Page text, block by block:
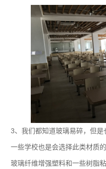
3、我们都知道玻璃易碎，但
一些学校也是会选择此类材质
玻璃纤维增强塑料和一些树脂